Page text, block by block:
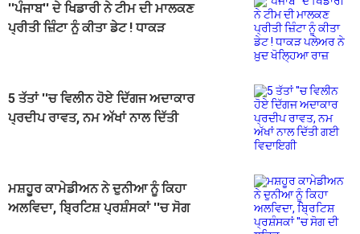
''ਪੰਜਾਬ'' ਦੇ ਖਿਡਾਰੀ ਨੇ ਟੀਮ ਦੀ ਮਾਲਕਣ
ਪ੍ਰੀਤੀ ਜ਼ਿੰਟਾ ਨੂੰ ਕੀਤਾ ਡੇਟ ! ਧਾਕੜ
5 ਤੱਤਾਂ ''ਚ ਵਿਲੀਨ ਹੋਏ ਦਿੱਗਜ ਅਦਾਕਾਰ
ਪ੍ਰਦੀਪ ਰਾਵਤ, ਨਮ ਅੱਖਾਂ ਨਾਲ ਦਿੱਤੀ
ਮਸ਼ਹੂਰ ਕਾਮੇਡੀਅਨ ਨੇ ਦੁਨੀਆ ਨੂੰ ਕਿਹਾ
ਅਲਵਿਦਾ, ਬ੍ਰਿਟਿਸ਼ ਪ੍ਰਸ਼ੰਸਕਾਂ ''ਚ ਸੋਗ